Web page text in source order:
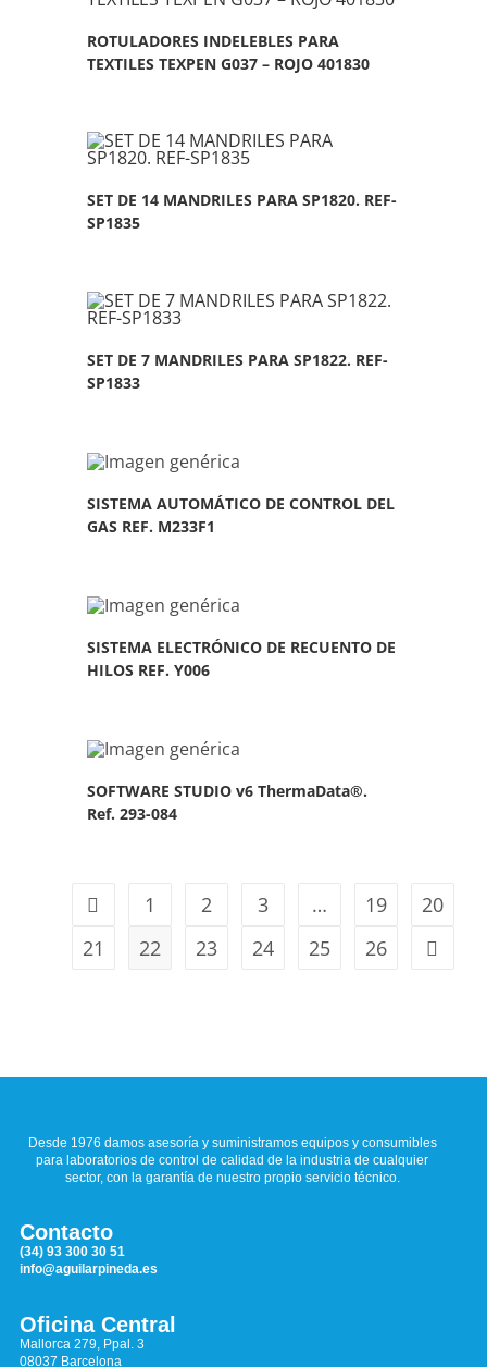
ROTULADORES INDELEBLES PARA
TEXTILES TEXPEN G037 – ROJO 401830
SET DE 14 MANDRILES PARA SP1820. REF-
SP1835
SET DE 7 MANDRILES PARA SP1822. REF-
SP1833
SISTEMA AUTOMÁTICO DE CONTROL DEL
GAS REF. M233F1
SISTEMA ELECTRÓNICO DE RECUENTO DE
HILOS REF. Y006
SOFTWARE STUDIO v6 ThermaData®.
Ref. 293-084
1 2 3 … 19
20
21
22 23 24 25 26
Desde 1976 damos asesoría y suministramos equipos y consumibles
para laboratorios de control de calidad de la industria de cualquier
sector, con la garantía de nuestro propio servicio técnico.
Contacto
(34) 93 300 30 51
info@aguilarpineda.es
Oficina Central
Mallorca 279, Ppal. 3
08037 Barcelona